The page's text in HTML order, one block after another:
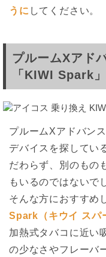
うに してください。
プルームXアド
「KIWI Spark
プルームXアドバン
デバイスを探してい
だわらず、別のもの
もいるのではないで
そんな方におすすめ
Spark（キウイ スパ
加熱式タバコに近い
の少なさやフレーバ